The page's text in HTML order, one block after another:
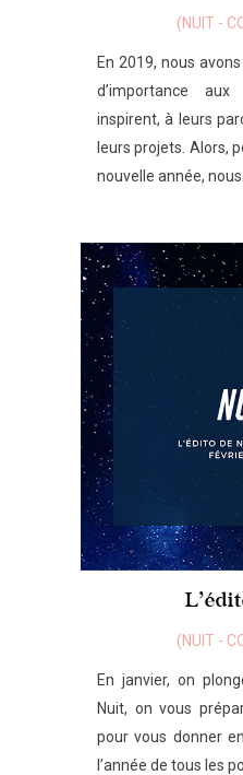
(NUIT -
En 2019, nous
d’importance
inspirent, à leurs
leurs projets. Alors,
nouvelle année, nous...
(NUIT -
En janvier, on
Nuit, on vous
pour vous donner
l’année de tous les